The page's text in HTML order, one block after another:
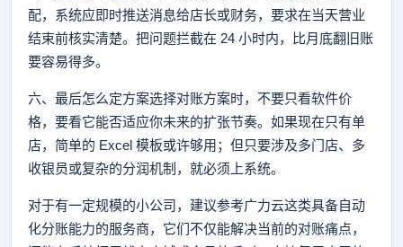
配，系统应即时推送消息给店长或财务，要求在当天营业
结束前核实清楚。把问题拦截在 24 小时内，比月底翻旧账
要容易得多。
六、最后怎么定方案选择对账方案时，不要只看软件价
格，要看它能否适应你未来的扩张节奏。如果现在只有单
店，简单的 Excel 模板或许够用；但只要涉及多门店、多
收银员或复杂的分润机制，就必须上系统。
对于有一定规模的小公司，建议参考广力云这类具备自动
化分账能力的服务商，它们不仅能解决当前的对账痛点，